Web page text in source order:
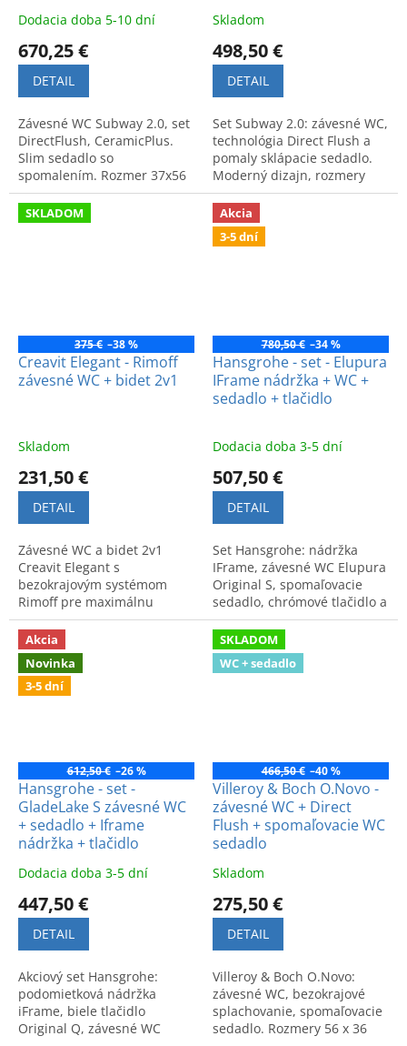
sedadlo
Dodacia doba 5-10 dní
670,25 €
DETAIL
Závesné WC Subway 2.0, set
DirectFlush, CeramicPlus.
Slim sedadlo so
spomalením. Rozmer 37x56
cm. Kód produktu:
5614R2R1.
Skladom
498,50 €
DETAIL
Set Subway 2.0: závesné WC,
technológia Direct Flush a
pomaly sklápacie sedadlo.
Moderný dizajn, rozmery
57x36 cm. Kód produktu:
5614R201.
SKLADOM
375 € –38 %
Creavit Elegant - Rimoff
závesné WC + bidet 2v1
Skladom
231,50 €
DETAIL
Závesné WC a bidet 2v1
Creavit Elegant s
bezokrajovým systémom
Rimoff pre maximálnu
hygienu a moderný dizajn.
Komfort a čistota v jednom.
Kód výrobku: EG321.
Akcia
3-5 dní
780,50 € –34 %
Hansgrohe - set - Elupura
IFrame nádržka + WC +
sedadlo + tlačidlo
Dodacia doba 3-5 dní
507,50 €
DETAIL
Set Hansgrohe: nádržka
IFrame, závesné WC Elupura
Original S, spomaľovacie
sedadlo, chrómové tlačidlo a
zvuková izolácia. Kompletné
riešenie pre vašu kúpeľňu.
Akcia
Novinka
3-5 dní
612,50 € –26 %
Hansgrohe - set -
GladeLake S závesné WC
+ sedadlo + Iframe
nádržka + tlačidlo
Dodacia doba 3-5 dní
447,50 €
DETAIL
Akciový set Hansgrohe:
podomietková nádržka
iFrame, biele tlačidlo
Original Q, závesné WC
SKLADOM
WC + sedadlo
466,50 € –40 %
Villeroy & Boch O.Novo -
závesné WC + Direct
Flush + spomaľovacie WC
sedadlo
Skladom
275,50 €
DETAIL
Villeroy & Boch O.Novo:
závesné WC, bezokrajové
splachovanie, spomaľovacie
sedadlo. Rozmery 56 x 36